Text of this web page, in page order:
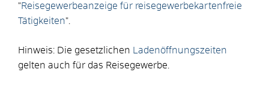
"Reisegewerbeanzeige für reisegewerbekartenfreie
Tätigkeiten".
Hinweis: Die gesetzlichen
Ladenöffnungszeiten
gelten auch für das Reisegewerbe.